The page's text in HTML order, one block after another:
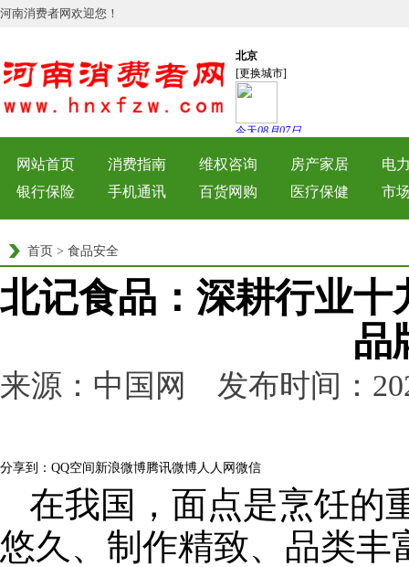
河南消费者网欢迎您！
网站首页 消费指南 维权咨询 房产家居
电
银行保险
手机通讯 百货网购 医疗保健 市
首页 > 食品安全
北记食品：深耕行业
品
来源：中国网 发布时间：
分享到： QQ空间 新浪微博腾讯微博人人网 微信
在我国，面点是烹饪的
悠久、制作精致、品类丰